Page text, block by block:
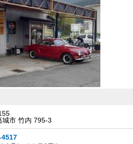
城市 竹内 795-3